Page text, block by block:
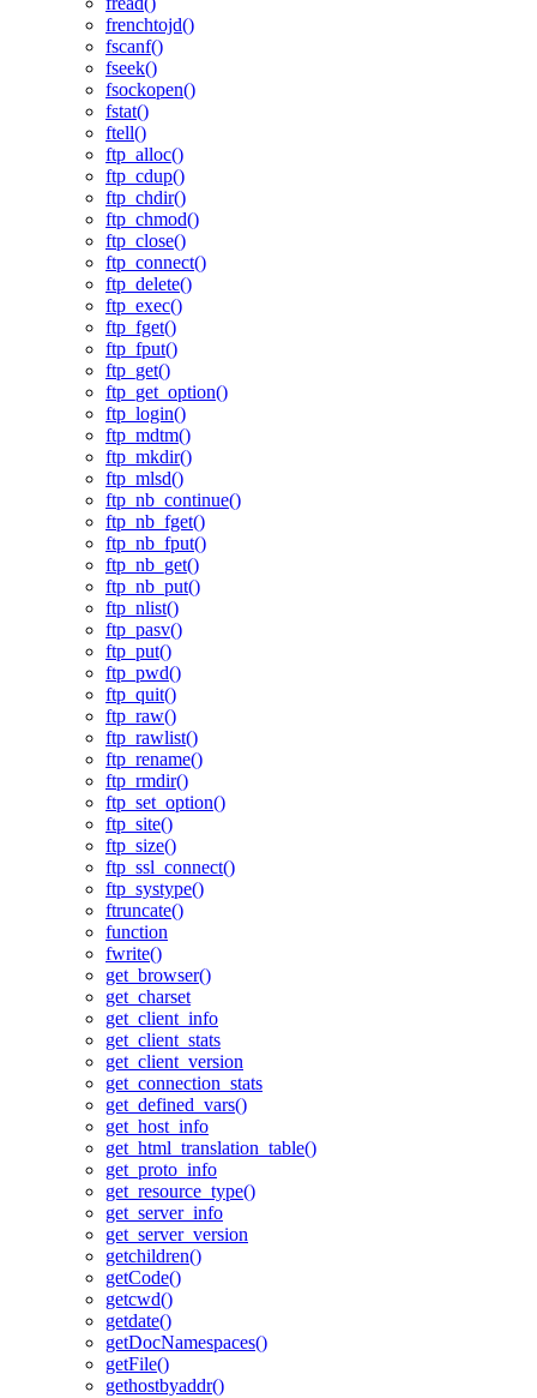
frenchtojd()
fscanf()
fseek()
fsockopen()
fstat()
ftell()
ftp_alloc()
ftp_cdup()
ftp_chdir()
ftp_chmod()
ftp_close()
ftp_connect()
ftp_delete()
ftp_exec()
ftp_fget()
ftp_fput()
ftp_get()
ftp_get_option()
ftp_login()
ftp_mdtm()
ftp_mkdir()
ftp_mlsd()
ftp_nb_continue()
ftp_nb_fget()
ftp_nb_fput()
ftp_nb_get()
ftp_nb_put()
ftp_nlist()
ftp_pasv()
ftp_put()
ftp_pwd()
ftp_quit()
ftp_raw()
ftp_rawlist()
ftp_rename()
ftp_rmdir()
ftp_set_option()
ftp_site()
ftp_size()
ftp_ssl_connect()
ftp_systype()
ftruncate()
function
fwrite()
get_browser()
get_charset
get_client_info
get_client_stats
get_client_version
get_connection_stats
get_defined_vars()
get_host_info
get_html_translation_table()
get_proto_info
get_resource_type()
get_server_info
get_server_version
getchildren()
getCode()
getcwd()
getdate()
getDocNamespaces()
getFile()
gethostbyaddr()